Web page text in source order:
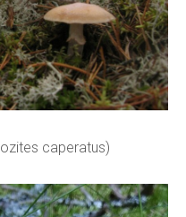
caperatus)